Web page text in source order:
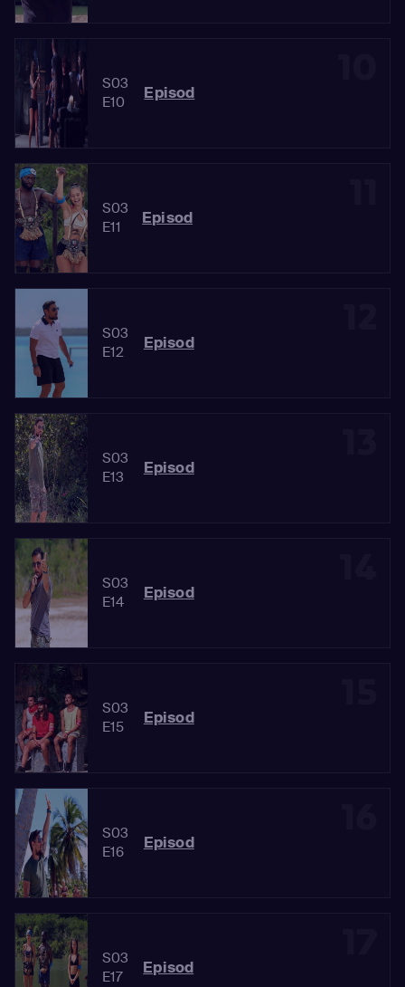
S03
E10
Episod
S03
E11
Episod
S03
E12
Episod
S03
E13
Episod
S03
E14
Episod
S03
E15
Episod
S03
E16
Episod
S03
E17
Episod